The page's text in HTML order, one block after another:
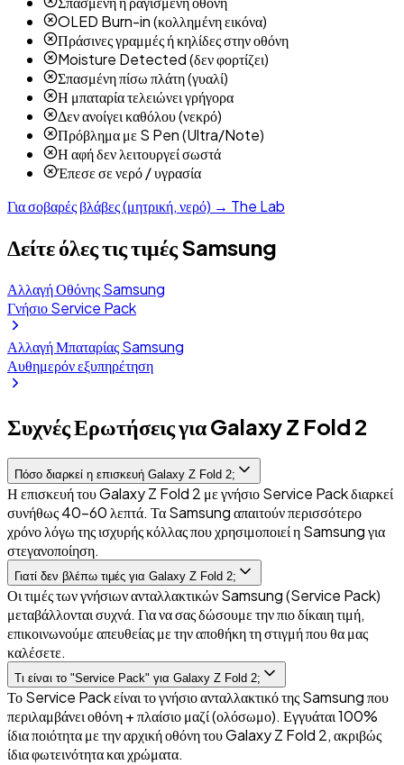
OLED Burn-in (κολλημένη εικόνα)
Πράσινες γραμμές ή κηλίδες στην οθόνη
Moisture Detected (δεν φορτίζει)
Σπασμένη πίσω πλάτη (γυαλί)
Η μπαταρία τελειώνει γρήγορα
Δεν ανοίγει καθόλου (νεκρό)
Πρόβλημα με S Pen (Ultra/Note)
Η αφή δεν λειτουργεί σωστά
Έπεσε σε νερό / υγρασία
Για σοβαρές βλάβες (μητρική, νερό) → The Lab
Δείτε όλες τις τιμές Samsung
Αλλαγή Οθόνης Samsung
Γνήσιο Service Pack
Αλλαγή Μπαταρίας Samsung
Αυθημερόν εξυπηρέτηση
Συχνές Ερωτήσεις για Galaxy Z Fold 2
Πόσο διαρκεί η επισκευή Galaxy Z Fold 2;
Η επισκευή του Galaxy Z Fold 2 με γνήσιο Service Pack διαρκεί
συνήθως 40-60 λεπτά. Τα Samsung απαιτούν περισσότερο
χρόνο λόγω της ισχυρής κόλλας που χρησιμοποιεί η Samsung για
στεγανοποίηση.
Γιατί δεν βλέπω τιμές για Galaxy Z Fold 2;
Οι τιμές των γνήσιων ανταλλακτικών Samsung (Service Pack)
μεταβάλλονται συχνά. Για να σας δώσουμε την πιο δίκαιη τιμή,
επικοινωνούμε απευθείας με την αποθήκη τη στιγμή που θα μας
καλέσετε.
Τι είναι το "Service Pack" για Galaxy Z Fold 2;
Το Service Pack είναι το γνήσιο ανταλλακτικό της Samsung που
περιλαμβάνει οθόνη + πλαίσιο μαζί (ολόσωμο). Εγγυάται 100%
ίδια ποιότητα με την αρχική οθόνη του Galaxy Z Fold 2, ακριβώς
ίδια φωτεινότητα και χρώματα.